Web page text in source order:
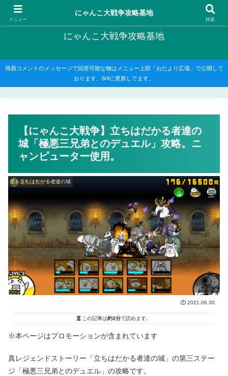
にゃんこ大戦争の攻略がメインですが、他のゲームの記事もたまに書いてます
にゃんこ大戦争攻略基地
簡易コメントのメッセージで回答可能な物はメニュー上部「おたより広場」で公開して
おります。8/4に更新してます。
【にゃんこ大戦争】立ちはだかる者達の
城「極悪三兄弟とのデュエル」攻略。ニ
ャンピューター使用。
星1-立ちはだかる者達の城
2021.06.30
この記事は約3分で読めます。
※本ページはプロモーションが含まれています
真レジェンドストーリー「立ちはだかる者達の城」の第三ステー
ジ「極悪三兄弟とのデュエル」の攻略です。
メニュー
にゃんこ大戦争攻略基地
検索